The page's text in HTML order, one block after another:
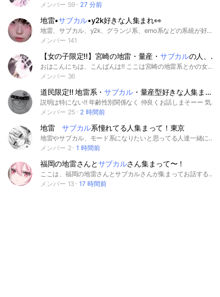
メンバー 59
27 分前
地雷•サブカル•y2k好きな人集まれ👀
地雷、サブカル、y2k、グランジ系、emo系などの系統が好きだけど、服とかアイテム、小物がなかなか見つからない‼️ 自分の好きなファッションがマイナーで友達がいない‼️ や、同じ系統の仲間がほしい！という人のためのオープンチャットです💬 ルールは特にないです♪ 上のジャンル以外(量産型など)の方も歓迎しています！ みんなで好きなジャンルをどんどんシェアしていきましょ〜‼️ アイコンはぷりてにゃん様(TikTokから) めっちゃ好みなので見てください👀 #y2k#Y2K#平成＃ギャル#女児服＃お兄系#emo系#scene#グランジ＃フェアリーグランジ#森ガール＃パンク#地雷#サブカル＃天使界隈#ファッション#エモい#チルい#アングラ＃V系#ロリィタ＃ロリータ#邦ロック
メンバー 141
【女の子限定‼️】宮崎の地雷・量産・ サブカルの人、なりたい人集合！
おはこんにちは、こんばんは‼️ ここは宮崎の地雷系とかの女の子、もしくはなりたい子が集まる場所だよ! ちなみに、主は地雷系とかになりたい！って方の人です! 【ルール】 とにかく荒らしは絶対❌ 女の子だけでお願いします 相手が傷つく発言等しないこと‼️ 即抜けは⭕️ でも何回も出入りされても困るので3回までで！これ以上すると蹴ります とかです！ この上の守ってくれれば大丈夫です！ みんなで仲良くしよっ❗️ 是非きてね!よろしく！ #宮崎 #地雷系･量産型･サブカル系･サブジラ･ギャル･天使界隈 #女の子限定
メンバー 36
道民限定‼️ 地雷系・ サブカル・量産型好きな人集まれーー
説明は特にない‼️ 年齢性別関係なく 仲良くお話しまそーー 気になったら入ってみて 見学も⭕️ #道民限定 #地雷系 #サブカル #量産型 #友達募集 #北海道
メンバー 25
2 時間前
地雷サブカル系憧れてる人集まって！東京
地雷やサブカル、モード系になりたいと思ってる人達一緒に話しましょ🎀 関東東京住みの人募集！ 雑談したり、良かったアイテムを共有したり、悩み相談したりもOK 恋愛したい人も恋バナとか聞かせて！ いつか仲良くなって会えたら嬉しい🌿 20名まで 好きな漫画共有◯ のあ先輩は友達が好きです💗 イラスト貼る◯ 男女◯ 年齢高校一年生〜高校3年生のみ 即抜け❌ 荒らし❌ #地雷#高校生 #サブカル#のあ先輩は友達 #東京#漫画 #ドンキ#イラスト
メンバー 2
1 時間前
福岡の地雷さんとサブカルさん集まって〜！
ここは、福岡の地雷さんとサブカルさんが集まってお話するところです！！ 仲のいい友達作っちゃいましょ〜♡ 男の方も一応はいいんですが、 やりもくさんとか荒らしさんは残念ですが、抜けていただきます。 即抜け無しでお願いします！ したら泣きます。 みんなが気持ちよく過ごせるようにしていきましょ〜！ 自己紹介よろしくね♡
メンバー 13
17 時間前